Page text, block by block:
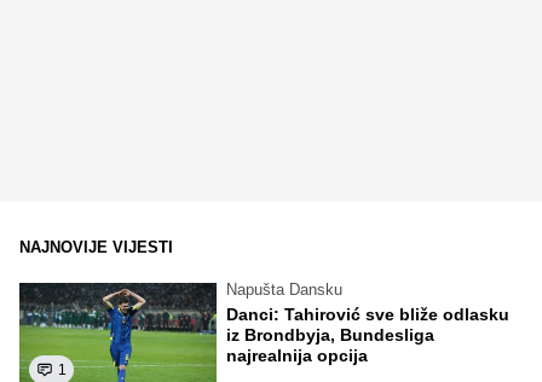
NAJNOVIJE VIJESTI
1
Napušta Dansku
Danci: Tahirović sve bliže odlasku
iz Brondbyja, Bundesliga
najrealnija opcija